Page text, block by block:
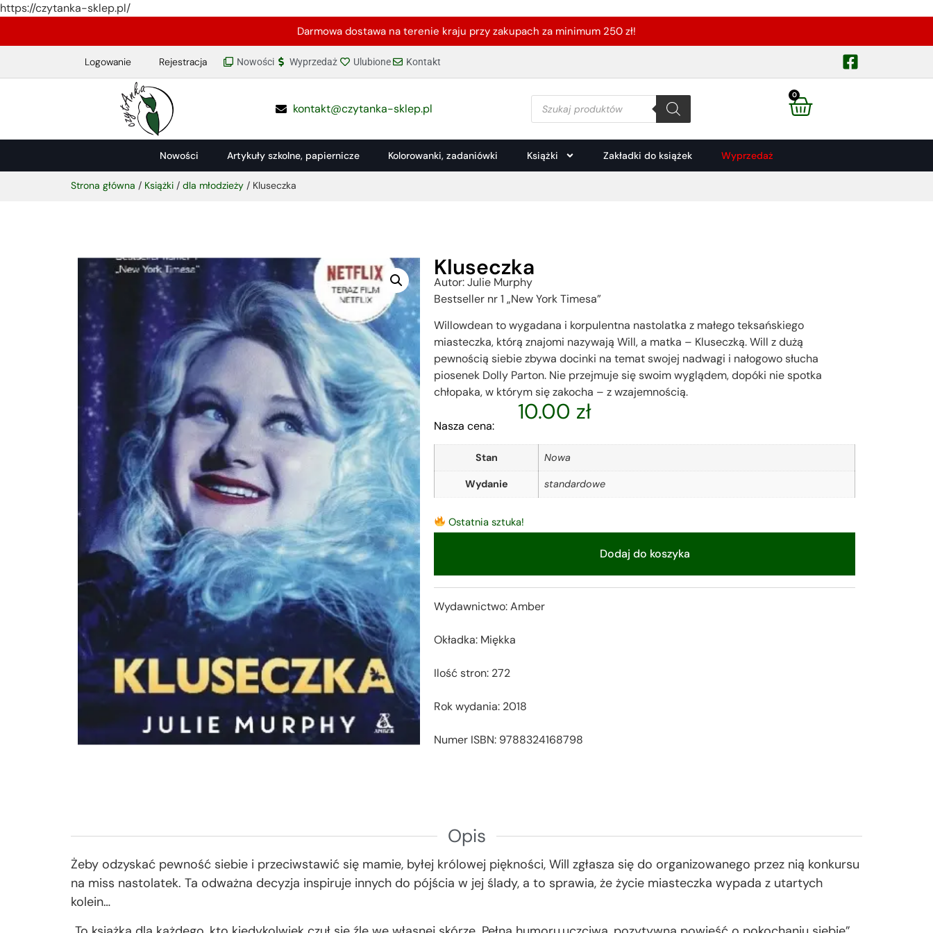
https://czytanka-sklep.pl/
Darmowa dostawa na terenie kraju przy zakupach za minimum 250 zł!
Logowanie Rejestracja Nowości Wyprzedaż Ulubione Kontakt
kontakt@czytanka-sklep.pl
0
Nowości Artykuły szkolne, papiernicze Kolorowanki, zadaniówki Książki Zakładki do książek Wyprzedaż
Strona główna / Książki / dla młodzieży / Kluseczka
Kluseczka
Autor: Julie Murphy
Bestseller nr 1 „New York Timesa”
Willowdean to wygadana i korpulentna nastolatka z małego teksańskiego
miasteczka, którą znajomi nazywają Will, a matka – Kluseczką. Will z dużą
pewnością siebie zbywa docinki na temat swojej nadwagi i nałogowo słucha
piosenek Dolly Parton. Nie przejmuje się swoim wyglądem, dopóki nie spotka
chłopaka, w którym się zakocha – z wzajemnością.
Nasza cena:
10.00 zł
Stan Nowa
Wydanie standardowe
Ostatnia sztuka!
Dodaj do koszyka
Wydawnictwo: Amber
Okładka: Miękka
Ilość stron: 272
Rok wydania: 2018
Numer ISBN: 9788324168798
Opis
Żeby odzyskać pewność siebie i przeciwstawić się mamie, byłej królowej piękności, Will zgłasza się do organizowanego przez nią konkursu
na miss nastolatek. Ta odważna decyzja inspiruje innych do pójścia w jej ślady, a to sprawia, że życie miasteczka wypada z utartych
kolein…